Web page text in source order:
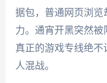
据包，普通网页浏览
力。通宵开黑突然被
真正的游戏专线绝
人混战。